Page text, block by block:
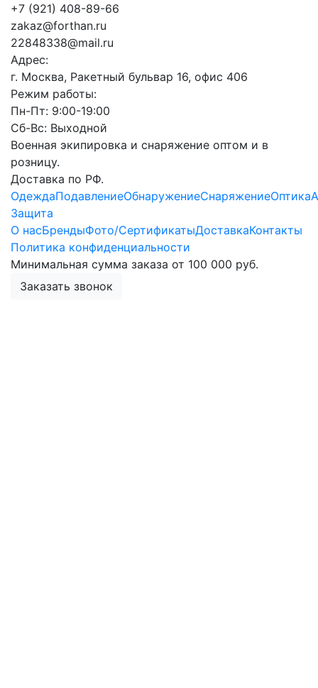
+7 (921) 408-89-66
zakaz@forthan.ru
22848338@mail.ru
Адрес:
г. Москва, Ракетный бульвар 16, офис 406
Режим работы:
Пн-Пт: 9:00-19:00
Сб-Вс: Выходной
Военная экипировка и снаряжение оптом и в
розницу.
Доставка по РФ.
ОдеждаПодавлениеОбнаружениеСнаряжениеОптика
Защита
О насБрендыФото/СертификатыДоставкаКонтакты
Политика конфиденциальности
Минимальная сумма заказа от 100 000 руб.
Заказать звонок